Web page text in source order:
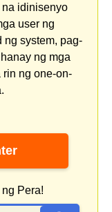
na idinisenyo
user ng
ng system, pag-
ng mga
rin ng one-on-
Pera!